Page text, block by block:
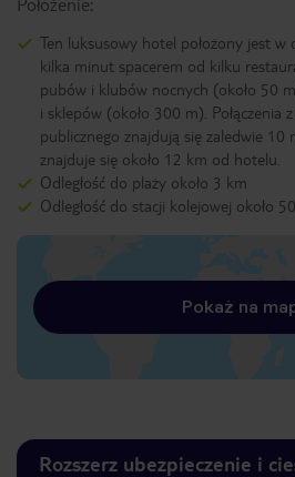
Ten luksusowy hotel położony jest
kilka minut spacerem od kilku
pubów i klubów nocnych (około 50
i sklepów (około 300 m). Połączenia
publicznego znajdują się zaledwie
znajduje się około 12 km od hotelu.
Odległość do plaży około 3 km
Odległość do stacji kolejowej około
Pokaż na
Rozszerz ubezpieczenie i